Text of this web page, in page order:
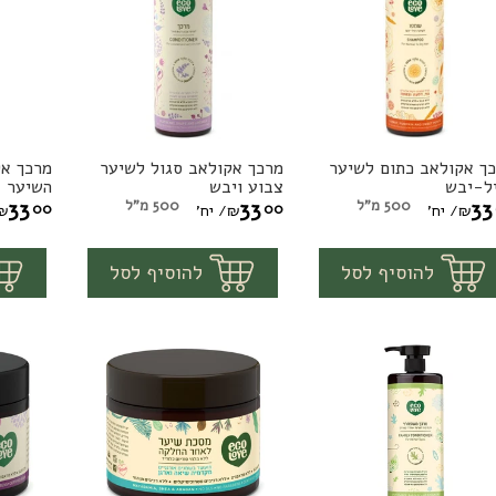
אקולאב כתום לשיער
יבש
33
₪/ יח' 500 מ"ל
להוסיף לסל
1 יח'
מרכך
אקולאב
סגול
לשיער
ויבש
מרכך אקולאב סגול לשיער
צבוע ויבש
00
33
₪/ יח' 500 מ"ל
להוסיף לסל
1 יח'
מרכך
ירוק
לכל
מרכך
השיער
00
33